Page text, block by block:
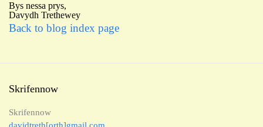
Bys nessa prys,
Davydh Trethewey
Back to blog index page
Skrifennow
Skrifennow